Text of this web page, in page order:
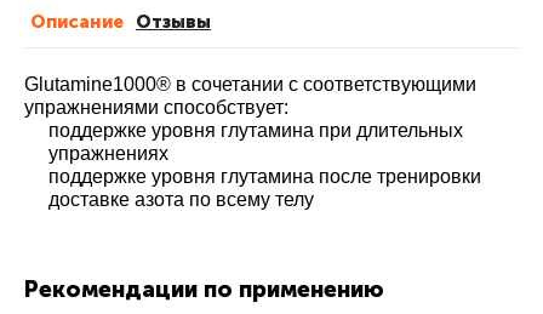
Описание Отзывы
Glutamine1000® в сочетании с соответствующими
упражнениями способствует:
поддержке уровня глутамина при длительных
упражнениях
поддержке уровня глутамина после тренировки
доставке азота по всему телу
Рекомендации по применению